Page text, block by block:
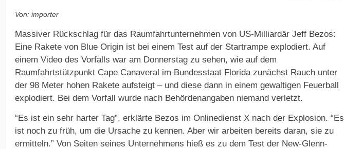
Von: importer
Massiver Rückschlag für das Raumfahrtunternehmen von US-Milliardär Jeff Bezos:
Eine Rakete von Blue Origin ist bei einem Test auf der Startrampe explodiert. Auf
einem Video des Vorfalls war am Donnerstag zu sehen, wie auf dem
Raumfahrtstützpunkt Cape Canaveral im Bundesstaat Florida zunächst Rauch unter
der 98 Meter hohen Rakete aufsteigt – und diese dann in einem gewaltigen Feuerball
explodiert. Bei dem Vorfall wurde nach Behördenangaben niemand verletzt.
“Es ist ein sehr harter Tag”, erklärte Bezos im Onlinedienst X nach der Explosion. “Es
ist noch zu früh, um die Ursache zu kennen. Aber wir arbeiten bereits daran, sie zu
ermitteln.” Von Seiten seines Unternehmens hieß es zu dem Test der New-Glenn-